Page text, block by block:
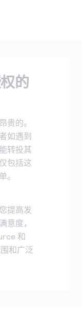
。
实用文章。
帮助。
领先者，以及
门。
队吧。我们的
。
的
贵的。
如遇到
转投其
包括这
。
提高发
意度，
和
和广泛